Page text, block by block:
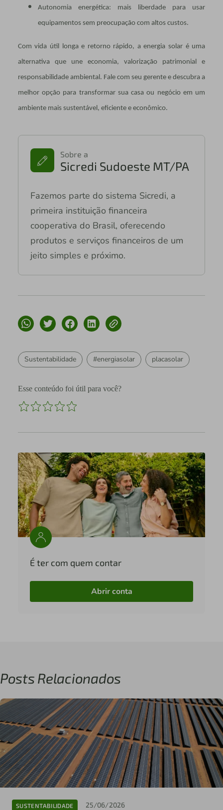
Autonomia energética: mais liberdade para usar
equipamentos sem preocupação com altos custos.
Com vida útil longa e retorno rápido, a energia solar é uma
alternativa que une economia, valorização patrimonial e
responsabilidade ambiental. Fale com seu gerente e descubra a
melhor opção para transformar sua casa ou negócio em um
ambiente mais sustentável, eficiente e econômico.
Sobre a
Sicredi Sudoeste MT/PA
Fazemos parte do sistema Sicredi, a
primeira instituição financeira
cooperativa do Brasil, oferecendo
produtos e serviços financeiros de um
jeito simples e próximo.
Sustentabilidade #energiasolar placasolar
Esse conteúdo foi útil para você?
É ter com quem contar
Abrir conta
Posts Relacionados
SUSTENTABILIDADE 25/06/2026